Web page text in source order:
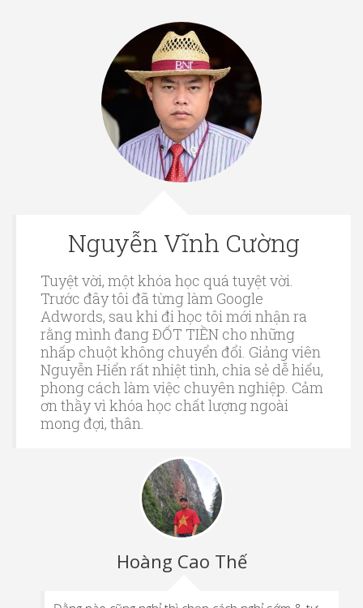
Nguyễn Vĩnh Cường
Tuyệt vời, một khóa học quá tuyệt vời.
Trước đây tôi đã từng làm Google
Adwords, sau khi đi học tôi mới nhận ra
rằng mình đang ĐỐT TIỀN cho những
nhấp chuột không chuyển đổi. Giảng viên
Nguyễn Hiển rất nhiệt tình, chia sẻ dễ hiểu,
phong cách làm việc chuyên nghiệp. Cảm
ơn thầy vì khóa học chất lượng ngoài
mong đợi, thân.
Hoàng Cao Thế